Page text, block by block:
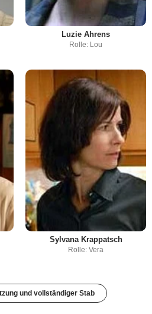
Luzie Ahrens
Rolle: Lou
Sylvana Krappatsch
Rolle: Vera
und vollständiger Stab